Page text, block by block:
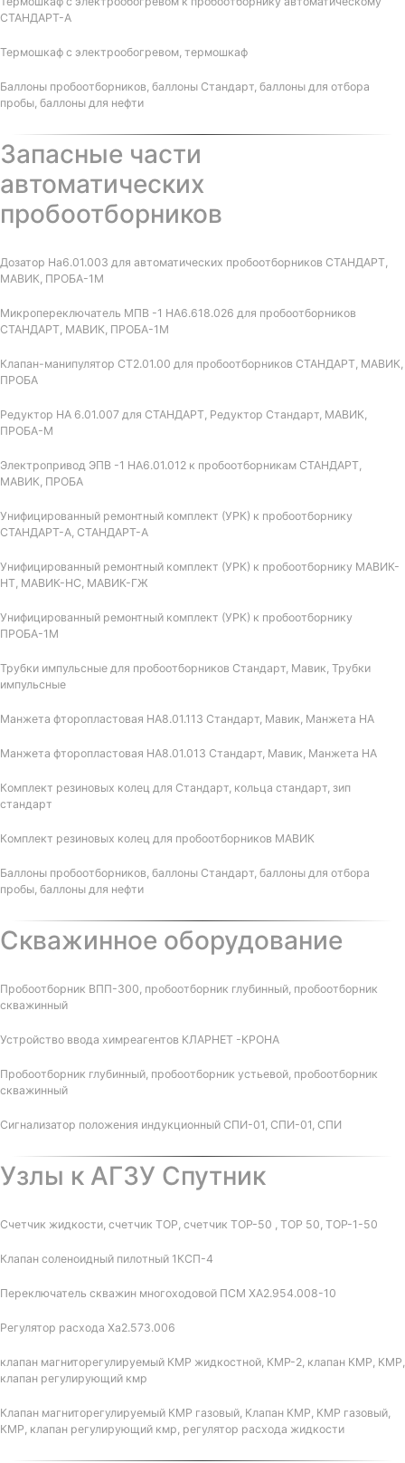
СТАНДАРТ-А
Термошкаф с электрообогревом, термошкаф
Баллоны пробоотборников, баллоны Стандарт, баллоны для отбора
пробы, баллоны для нефти
Запасные части
автоматических
пробоотборников
Дозатор На6.01.003 для автоматических пробоотборников СТАНДАРТ,
МАВИК, ПРОБА-1М
Микропереключатель МПВ -1 НА6.618.026 для пробоотборников
СТАНДАРТ, МАВИК, ПРОБА-1М
Клапан-манипулятор СТ2.01.00 для пробоотборников СТАНДАРТ, МАВИК,
ПРОБА
Редуктор НА 6.01.007 для СТАНДАРТ, Редуктор Стандарт, МАВИК,
ПРОБА-М
Электропривод ЭПВ -1 НА6.01.012 к пробоотборникам СТАНДАРТ,
МАВИК, ПРОБА
Унифицированный ремонтный комплект (УРК) к пробоотборнику
СТАНДАРТ-А, СТАНДАРТ-А
Унифицированный ремонтный комплект (УРК) к пробоотборнику МАВИК-
НТ, МАВИК-НС, МАВИК-ГЖ
Унифицированный ремонтный комплект (УРК) к пробоотборнику
ПРОБА-1М
Трубки импульсные для пробоотборников Стандарт, Мавик, Трубки
импульсные
Манжета фторопластовая НА8.01.113 Стандарт, Мавик, Манжета НА
Манжета фторопластовая НА8.01.013 Стандарт, Мавик, Манжета НА
Комплект резиновых колец для Стандарт, кольца стандарт, зип
стандарт
Комплект резиновых колец для пробоотборников МАВИК
Баллоны пробоотборников, баллоны Стандарт, баллоны для отбора
пробы, баллоны для нефти
Скважинное оборудование
Пробоотборник ВПП-300, пробоотборник глубинный, пробоотборник
скважинный
Устройство ввода химреагентов КЛАРНЕТ -КРОНА
Пробоотборник глубинный, пробоотборник устьевой, пробоотборник
скважинный
Сигнализатор положения индукционный СПИ-01, СПИ-01, СПИ
Узлы к АГЗУ Спутник
Счетчик жидкости, счетчик ТОР, счетчик ТОР-50 , ТОР 50, ТОР-1-50
Клапан соленоидный пилотный 1КСП-4
Переключатель скважин многоходовой ПСМ ХА2.954.008-10
Регулятор расхода Ха2.573.006
клапан магниторегулируемый КМР жидкостной, КМР-2, клапан КМР, КМР,
клапан регулирующий кмр
Клапан магниторегулируемый КМР газовый, Клапан КМР, КМР газовый,
КМР, клапан регулирующий кмр, регулятор расхода жидкости